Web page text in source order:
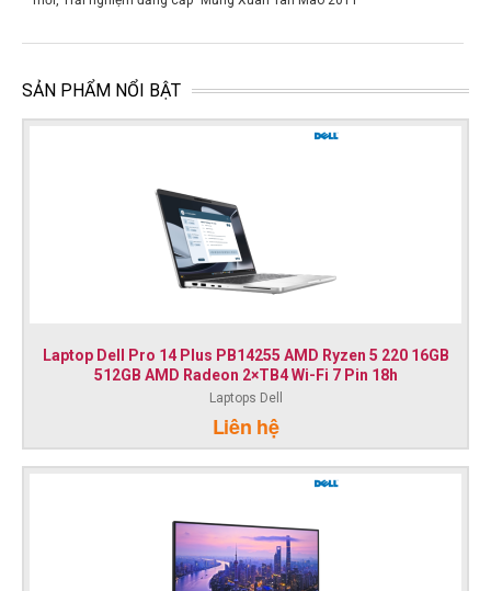
SẢN PHẨM NỔI BẬT
Laptop Dell Pro 14 Plus PB14255 AMD Ryzen 5 220 16GB
512GB AMD Radeon 2×TB4 Wi-Fi 7 Pin 18h
Laptops Dell
Liên hệ